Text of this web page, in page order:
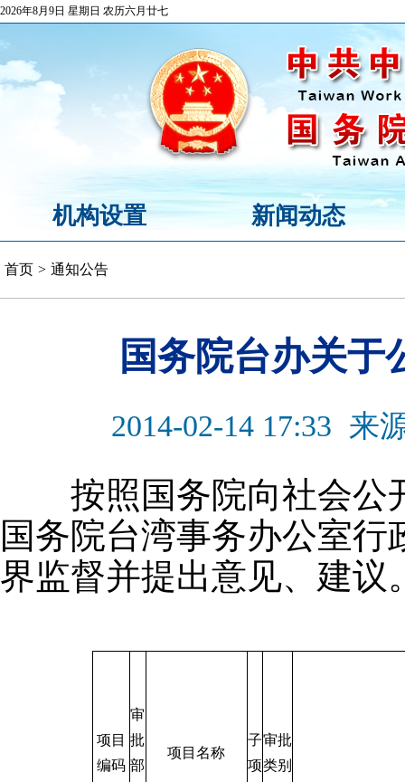
2026年8月9日 星期日 农历六月廿七
机构设置 新闻动态
首页 > 通知公告
国务院台办关于
2014-02-14 17:33 来
按照国务院向社会公
国务院台湾事务办公室
界监督并提出意见、建议
项目
编码
审
批
部
项目名称
子
项
审批
类别